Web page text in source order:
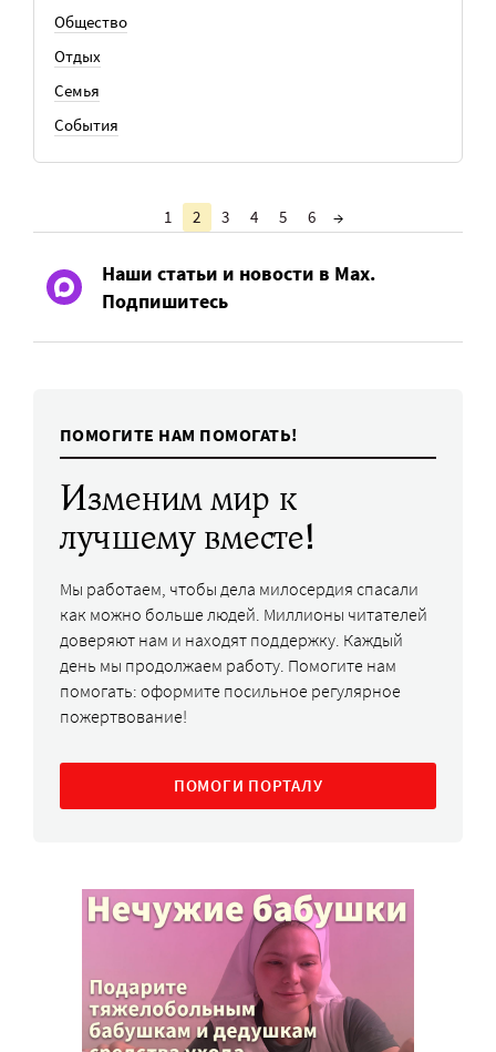
Общество
Отдых
Семья
События
1 2 3 4 5 6 →
Наши статьи и новости в Max.
Подпишитесь
ПОМОГИТЕ НАМ ПОМОГАТЬ!
Изменим мир к
лучшему вместе!
Мы работаем, чтобы дела милосердия спасали
как можно больше людей. Миллионы читателей
доверяют нам и находят поддержку. Каждый
день мы продолжаем работу. Помогите нам
помогать: оформите посильное регулярное
пожертвование!
ПОМОГИ ПОРТАЛУ